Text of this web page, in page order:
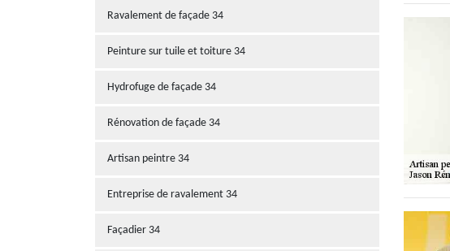
Ravalement de façade 34
Peinture sur tuile et toiture 34
Hydrofuge de façade 34
Rénovation de façade 34
Artisan peintre 34
Entreprise de ravalement 34
Façadier 34